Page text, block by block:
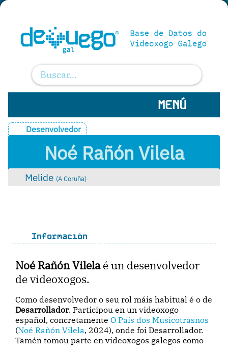
MENÚ
Desenvolvedor
Noé Rañón Vilela
Melide (A Coruña)
Información
Noé Rañón Vilelaé un desenvolvedor
de videoxogos.
Como desenvolvedor o seu rol máis habitual é o de
Desarrollador. Participou en un videoxogo
español, concretamenteO País dos Musicotrasnos
(Noé Rañón Vilela, 2024), onde foi Desarrollador.
Tamén tomou parte en videoxogos galegos como